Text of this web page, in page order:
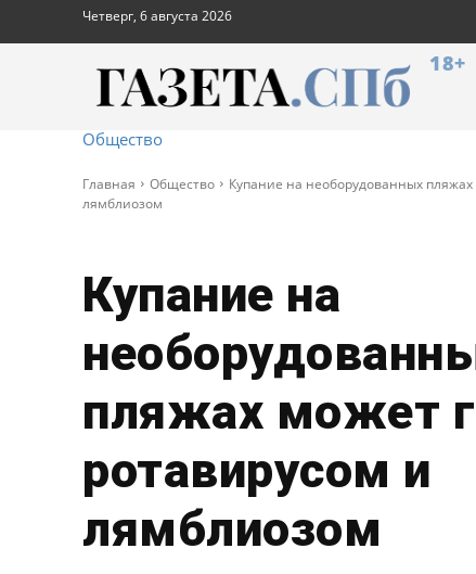
Четверг, 6 августа 2026
18+
Общество
Главная Общество
Купание на необорудованных
лямблиозом
Купание на
пляжах может
ротавирусом и
лямблиозом